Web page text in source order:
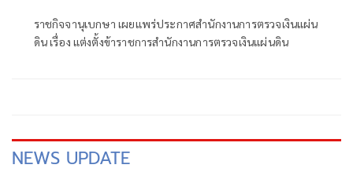
ราชกิจจานุเบกษา เผยแพร่ประกาศสำนักงานการตรวจเงินแผ่น
ดิน เรื่อง แต่งตั้งข้าราชการสำนักงานการตรวจเงินแผ่นดิน
NEWS UPDATE